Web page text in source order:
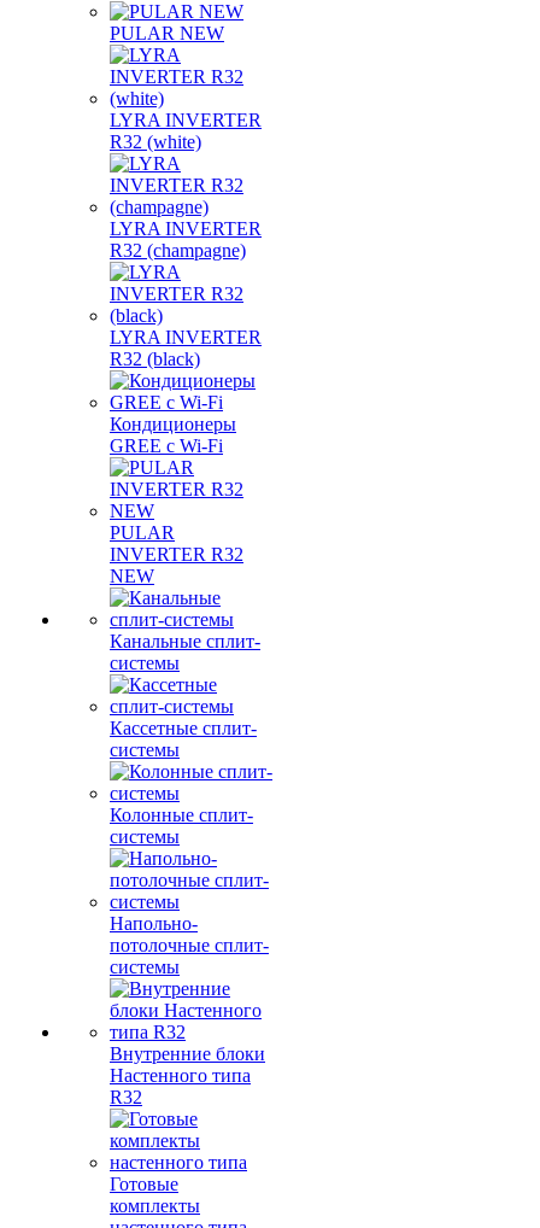
PULAR NEW
LYRA INVERTER
R32 (white)
LYRA INVERTER
R32 (champagne)
LYRA INVERTER
R32 (black)
Кондиционеры
GREE с Wi-Fi
PULAR
INVERTER R32
NEW
Канальные сплит-
системы
Кассетные сплит-
системы
Колонные сплит-
системы
Напольно-
потолочные сплит-
системы
Внутренние блоки
Настенного типа
R32
Готовые
комплекты